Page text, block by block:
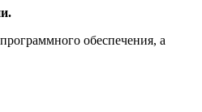
обеспечения, а